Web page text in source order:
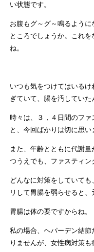
い状態です。
お腹もグ～グ～鳴るよう
ところでしょうか。これ
ね。
いつも気をつけてはいる
ぎていて、腸を汚していた
時々は、３，４日間のフ
と、今回ばかりは切に思い
また、年齢とともに代謝
つうえでも、ファスティン
どんなに対策をしていて
リして胃腸を弱らせると
胃腸は体の要ですからね。
私の場合、ヘパーデン結
りませんが、女性病対策